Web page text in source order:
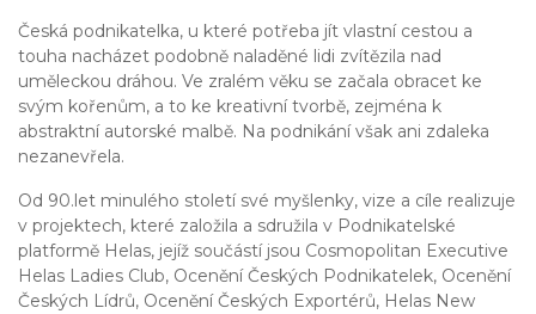
Česká podnikatelka, u které potřeba jít vlastní cestou a
touha nacházet podobně naladěné lidi zvítězila nad
uměleckou dráhou. Ve zralém věku se začala obracet ke
svým kořenům, a to ke kreativní tvorbě, zejména k
abstraktní autorské malbě. Na podnikání však ani zdaleka
nezanevřela.
Od 90.let minulého století své myšlenky, vize a cíle realizuje
v projektech, které založila a sdružila v Podnikatelské
platformě Helas, jejíž součástí jsou Cosmopolitan Executive
Helas Ladies Club, Ocenění Českých Podnikatelek, Ocenění
Českých Lídrů, Ocenění Českých Exportérů, Helas New